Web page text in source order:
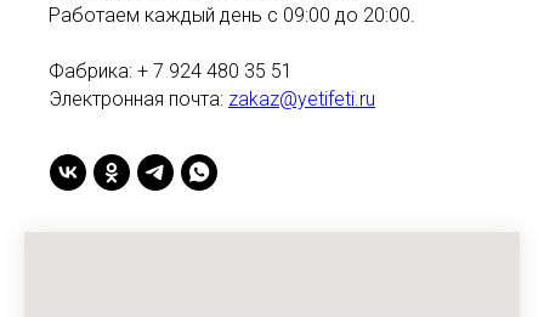
Работаем каждый день с 09:00 до 20:00.
Фабрика: + 7 924 480 35 51
Электронная почта: zakaz@yetifeti.ru